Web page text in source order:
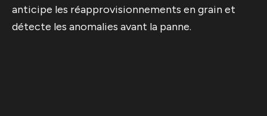
anticipe les réapprovisionnements en grain et
détecte les anomalies avant la panne.